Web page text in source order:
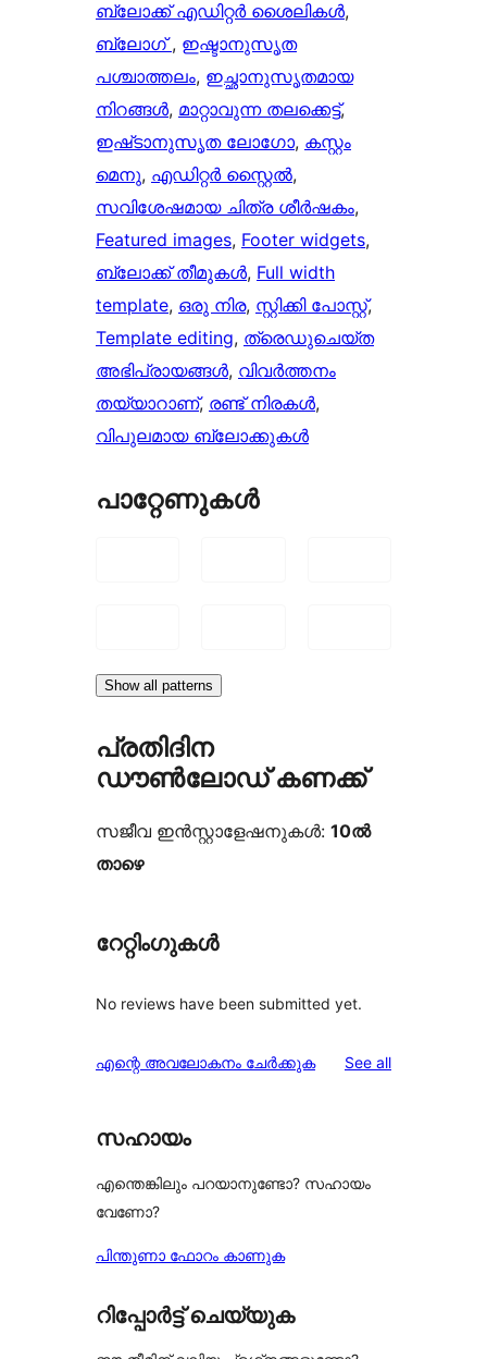
ബ്ലോക്ക് എഡിറ്റർ ശൈലികൾ
ബ്ലോഗ്, ഇഷ്ടാനുസൃത
പശ്ചാത്തലം, ഇച്ഛാനുസൃതമായ
നിറങ്ങള്‍, മാറ്റാവുന്ന തലക്കെട്ട്‌
ഇഷ്‌ടാനുസൃത ലോഗോ, കസ്റ്റം
മെനു, എഡിറ്റർ സ്റ്റൈൽ
സവിശേഷമായ ചിത്ര ശീർഷകം
Featured images, Footer widgets
ബ്ലോക്ക് തീമുകൾ, Full width
template, ഒരു നിര, സ്റ്റിക്കി പോസ്റ്റ്
Template editing, ത്രെഡുചെയ്‌ത
അഭിപ്രായങ്ങൾ, വിവർത്തനം
തയ്യാറാണ്, രണ്ട് നിരകൾ
വിപുലമായ ബ്ലോക്കുകൾ
പാറ്റേണുകൾ
Show all patterns
പ്രതിദിന
ഡൗൺലോഡ് കണക്ക്
സജീവ ഇൻസ്റ്റാളേഷനുകൾ: 10ൽ
താഴെ
റേറ്റിംഗുകൾ
No reviews have been submitted yet.
എന്റെ അവലോകനം ചേർക്കുക See allreviews
സഹായം
എന്തെങ്കിലും പറയാനുണ്ടോ? സഹായം
വേണോ?
പിന്തുണാ ഫോറം കാണുക
റിപ്പോർട്ട് ചെയ്യുക